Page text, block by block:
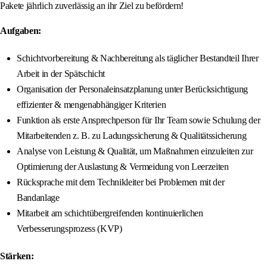
Pakete jährlich zuverlässig an ihr Ziel zu befördern!
Aufgaben:
Schichtvorbereitung & Nachbereitung als täglicher Bestandteil Ihrer
Arbeit in der Spätschicht
Organisation der Personaleinsatzplanung unter Berücksichtigung
effizienter & mengenabhängiger Kriterien
Funktion als erste Ansprechperson für Ihr Team sowie Schulung der
Mitarbeitenden z. B. zu Ladungssicherung & Qualitätssicherung
Analyse von Leistung & Qualität, um Maßnahmen einzuleiten zur
Optimierung der Auslastung & Vermeidung von Leerzeiten
Rücksprache mit dem Technikleiter bei Problemen mit der
Bandanlage
Mitarbeit am schichtübergreifenden kontinuierlichen
Verbesserungsprozess (KVP)
Stärken: